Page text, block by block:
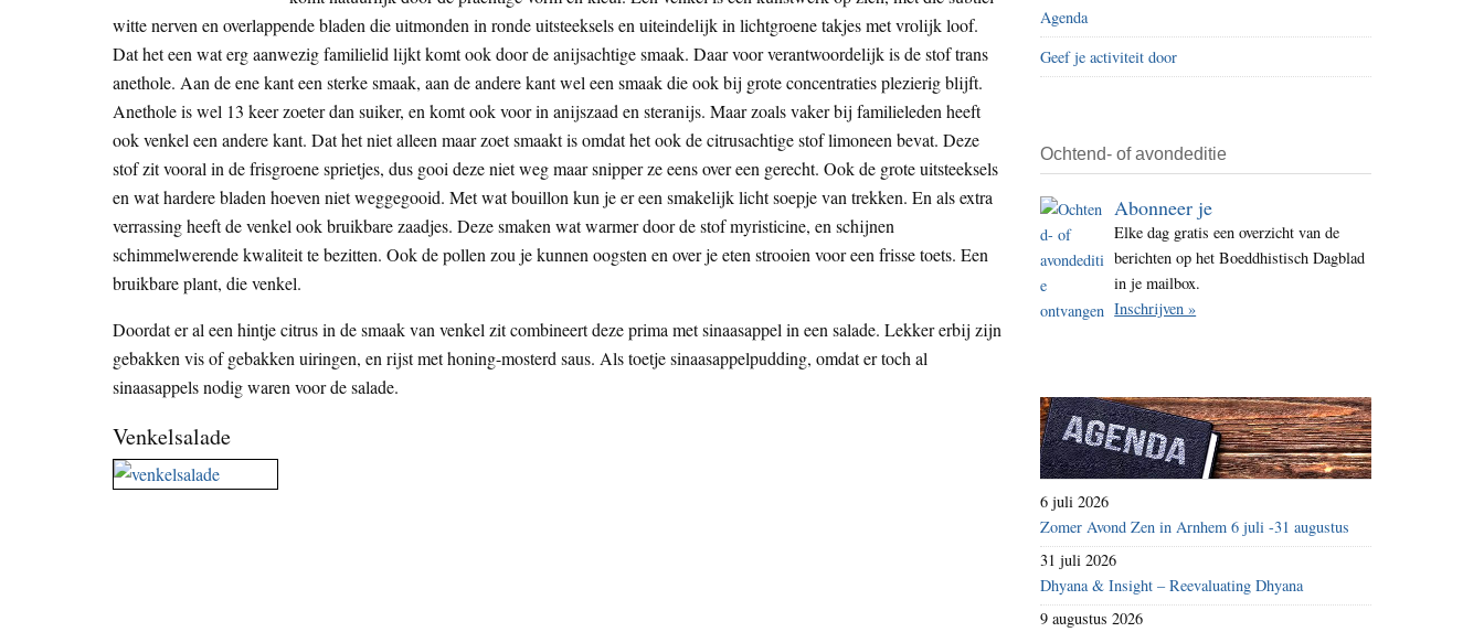
i
t
e
witte nerven en overlappende bladen die uitmonden in ronde uitsteeksels en uiteindelijk in lichtgroene takjes met vrolijk loof.
Dat het een wat erg aanwezig familielid lijkt komt ook door de anijsachtige smaak. Daar voor verantwoordelijk is de stof trans
anethole. Aan de ene kant een sterke smaak, aan de andere kant wel een smaak die ook bij grote concentraties plezierig blijft.
Anethole is wel 13 keer zoeter dan suiker, en komt ook voor in anijszaad en steranijs. Maar zoals vaker bij familieleden heeft
ook venkel een andere kant. Dat het niet alleen maar zoet smaakt is omdat het ook de citrusachtige stof limoneen bevat. Deze
stof zit vooral in de frisgroene sprietjes, dus gooi deze niet weg maar snipper ze eens over een gerecht. Ook de grote uitsteeksels
en wat hardere bladen hoeven niet weggegooid. Met wat bouillon kun je er een smakelijk licht soepje van trekken. En als extra
verrassing heeft de venkel ook bruikbare zaadjes. Deze smaken wat warmer door de stof myristicine, en schijnen
schimmelwerende kwaliteit te bezitten. Ook de pollen zou je kunnen oogsten en over je eten strooien voor een frisse toets. Een
bruikbare plant, die venkel.
Doordat er al een hintje citrus in de smaak van venkel zit combineert deze prima met sinaasappel in een salade. Lekker erbij zijn
gebakken vis of gebakken uiringen, en rijst met honing-mosterd saus. Als toetje sinaasappelpudding, omdat er toch al
sinaasappels nodig waren voor de salade.
Venkelsalade
Agenda
Geef je activiteit door
Ochtend- of avondeditie
Abonneer je
Elke dag gratis een overzicht van de
berichten op het Boeddhistisch Dagblad
in je mailbox.
Inschrijven »
6 juli 2026
Zomer Avond Zen in Arnhem 6 juli -31 augustus
31 juli 2026
Dhyana & Insight – Reevaluating Dhyana
9 augustus 2026